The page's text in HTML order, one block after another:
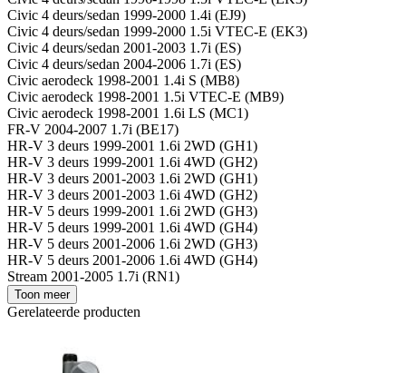
Civic 4 deurs/sedan 1999-2000 1.4i (EJ9)
Civic 4 deurs/sedan 1999-2000 1.5i VTEC-E (EK3)
Civic 4 deurs/sedan 2001-2003 1.7i (ES)
Civic 4 deurs/sedan 2004-2006 1.7i (ES)
Civic aerodeck 1998-2001 1.4i S (MB8)
Civic aerodeck 1998-2001 1.5i VTEC-E (MB9)
Civic aerodeck 1998-2001 1.6i LS (MC1)
FR-V 2004-2007 1.7i (BE17)
HR-V 3 deurs 1999-2001 1.6i 2WD (GH1)
HR-V 3 deurs 1999-2001 1.6i 4WD (GH2)
HR-V 3 deurs 2001-2003 1.6i 2WD (GH1)
HR-V 3 deurs 2001-2003 1.6i 4WD (GH2)
HR-V 5 deurs 1999-2001 1.6i 2WD (GH3)
HR-V 5 deurs 1999-2001 1.6i 4WD (GH4)
HR-V 5 deurs 2001-2006 1.6i 2WD (GH3)
HR-V 5 deurs 2001-2006 1.6i 4WD (GH4)
Stream 2001-2005 1.7i (RN1)
Toon meer
Gerelateerde producten